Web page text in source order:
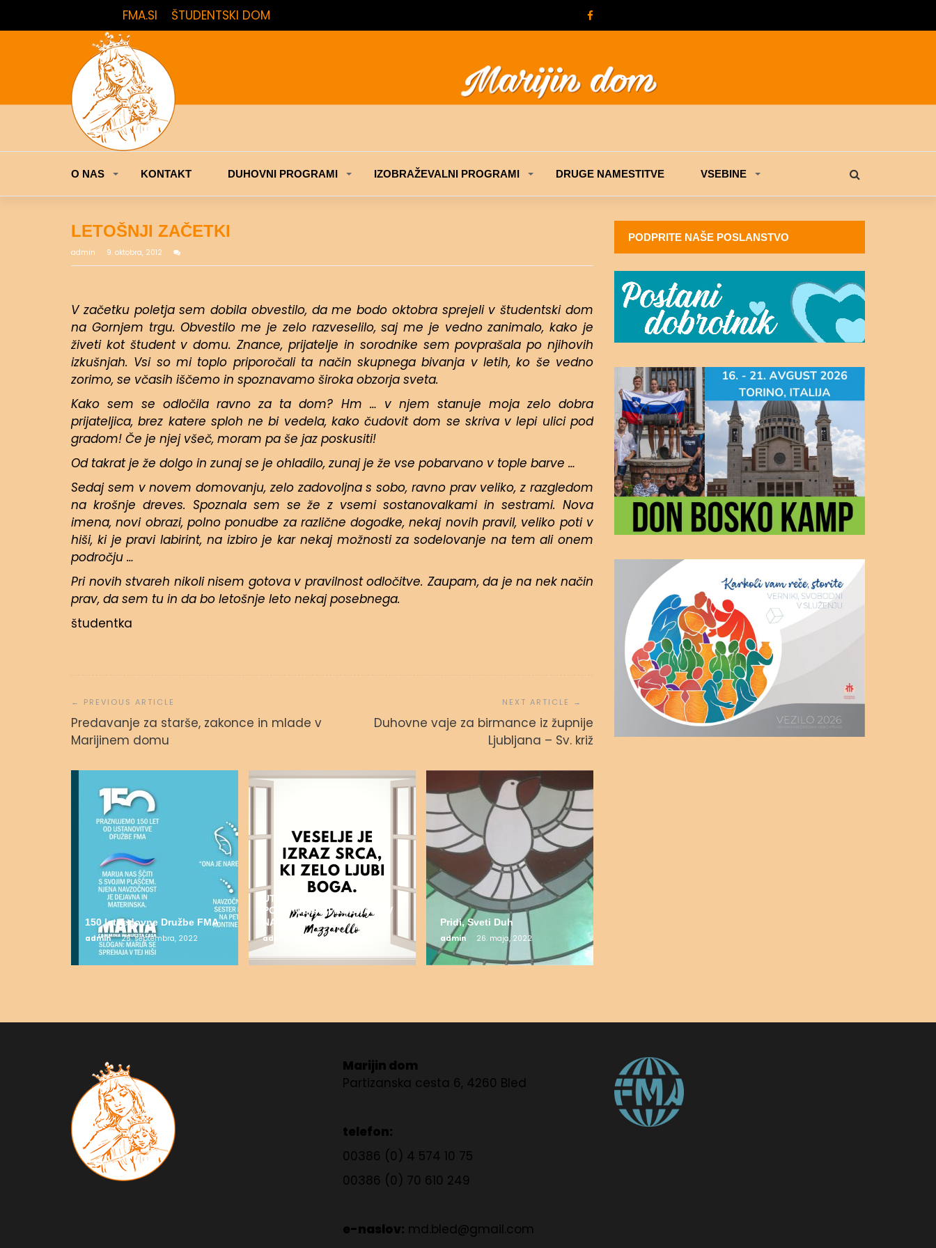
FMA.SI ŠTUDENTSKI DOM
O NAS KONTAKT DUHOVNI PROGRAMI IZOBRAŽEVALNI PROGRAMI DRUGE NAMESTITVE VSEBINE
LETOŠNJI ZAČETKI
admin 9. oktobra, 2012
V začetku poletja sem dobila obvestilo, da me bodo oktobra sprejeli v študentski dom
na Gornjem trgu. Obvestilo me je zelo razveselilo, saj me je vedno zanimalo, kako je
živeti kot študent v domu. Znance, prijatelje in sorodnike sem povprašala po njihovih
izkušnjah. Vsi so mi toplo priporočali ta način skupnega bivanja v letih, ko še vedno
zorimo, se včasih iščemo in spoznavamo široka obzorja sveta.
Kako sem se odločila ravno za ta dom? Hm … v njem stanuje moja zelo dobra
prijateljica, brez katere sploh ne bi vedela, kako čudovit dom se skriva v lepi ulici pod
gradom! Če je njej všeč, moram pa še jaz poskusiti!
Od takrat je že dolgo in zunaj se je ohladilo, zunaj je že vse pobarvano v tople barve …
Sedaj sem v novem domovanju, zelo zadovoljna s sobo, ravno prav veliko, z razgledom
na krošnje dreves. Spoznala sem se že z vsemi sostanovalkami in sestrami. Nova
imena, novi obrazi, polno ponudbe za različne dogodke, nekaj novih pravil, veliko poti v
hiši, ki je pravi labirint, na izbiro je kar nekaj možnosti za sodelovanje na tem ali onem
področju …
Pri novih stvareh nikoli nisem gotova v pravilnost odločitve. Zaupam, da je na nek način
prav, da sem tu in da bo letošnje leto nekaj posebnega.
študentka
prispevka
Predavanje za starše, zakonce in mlade v
Marijinem domu
Duhovne vaje za birmance iz župnije
Ljubljana – Sv. križ
150 let redovne Družbe FMA
admin 25. septembra, 2022
UTRINEK DUHOVNO-
POČITNIŠKIH PROGRAMOV
NA BLEDU 2022
admin 19. septembra, 2022
Pridi, Sveti Duh
admin 26. maja, 2022
PODPRITE NAŠE POSLANSTVO
Marijin dom
Partizanska cesta 6, 4260 Bled
telefon:
00386 (0) 4 574 10 75
00386 (0) 70 610 249
e-naslov: md.bled@gmail.com